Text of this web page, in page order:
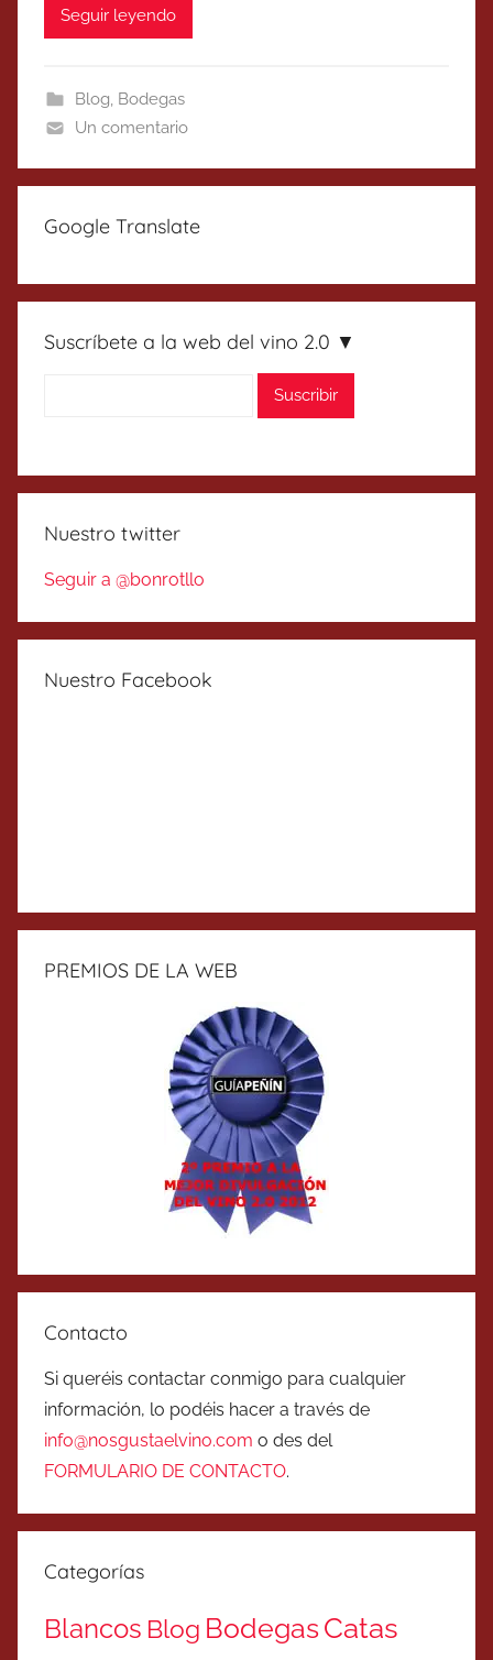
Seguir leyendo
Blog, Bodegas
Un comentario
Google Translate
Suscríbete a la web del vino 2.0 ▼
Nuestro twitter
Seguir a @bonrotllo
Nuestro Facebook
PREMIOS DE LA WEB
Contacto
Si queréis contactar conmigo para cualquier
información, lo podéis hacer a través de
info@nosgustaelvino.com o des del
FORMULARIO DE CONTACTO.
Categorías
Blancos Blog BodegasCatas